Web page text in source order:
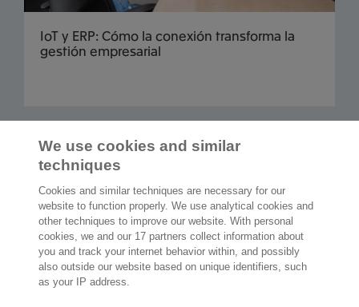
IoT y ERP: Cómo la conexión transforma la
gestión empresarial
2.000 especialistasdispuestos a
ayudarte
We use cookies and similar
techniques
Cookies and similar techniques are necessary for our
website to function properly. We use analytical cookies and
other techniques to improve our website. With personal
cookies, we and our 17 partners collect information about
you and track your internet behavior within, and possibly
also outside our website based on unique identifiers, such
as your IP address.